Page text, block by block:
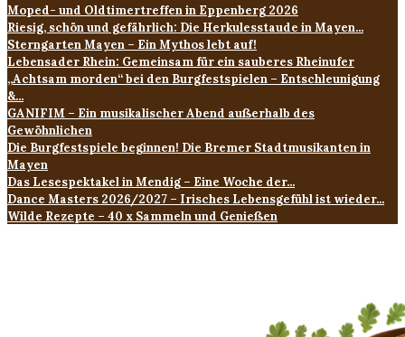
Moped- und Oldtimertreffen in Eppenberg 2026
Riesig, schön und gefährlich: Die Herkulesstaude in Mayen...
Sterngarten Mayen – Ein Mythos lebt auf!
Lebensader Rhein: Gemeinsam für ein sauberes Rheinufer
„Achtsam morden“ bei den Burgfestspielen – Entschleunigung
&...
GANIFIM – Ein musikalischer Abend außerhalb des
Gewöhnlichen
Die Burgfestspiele beginnen! Die Bremer Stadtmusikanten in
Mayen
Das Lesespektakel in Mendig – Eine Woche der...
Dance Masters 2026/2027 – Irisches Lebensgefühl ist wieder...
Wilde Rezepte – 40 x Sammeln und Genießen